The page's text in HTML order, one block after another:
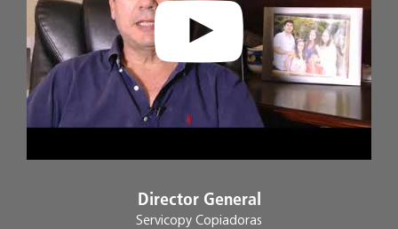
Director General
Servicopy Copiadoras